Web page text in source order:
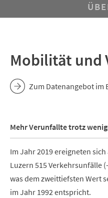
Mobilität und
Zum Datenangebot im
Mehr Verunfallte trotz
Im Jahr 2019 ereigneten
Luzern 515 Verkehrsunfälle
was dem zweittiefsten Wert
im Jahr 1992 entspricht.